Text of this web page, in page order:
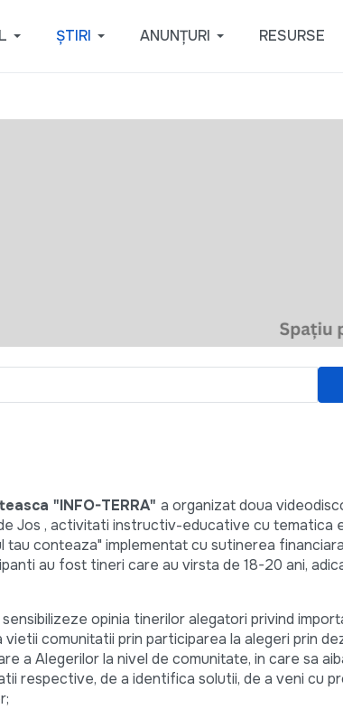
ȘTIRI ANUNȚURI RESURSE
"INFO-TERRA" a organizat doua
Jos , activitati instructiv-educative cu tematica
conteaza" implementat cu sutinerea
au fost tineri care au virsta de 18-20 ani,
opinia tinerilor alegatori privind
comunitatii prin participarea la alegeri prin
a Alegerilor la nivel de comunitate, in care sa
respective, de a identifica solutii, de a veni cu